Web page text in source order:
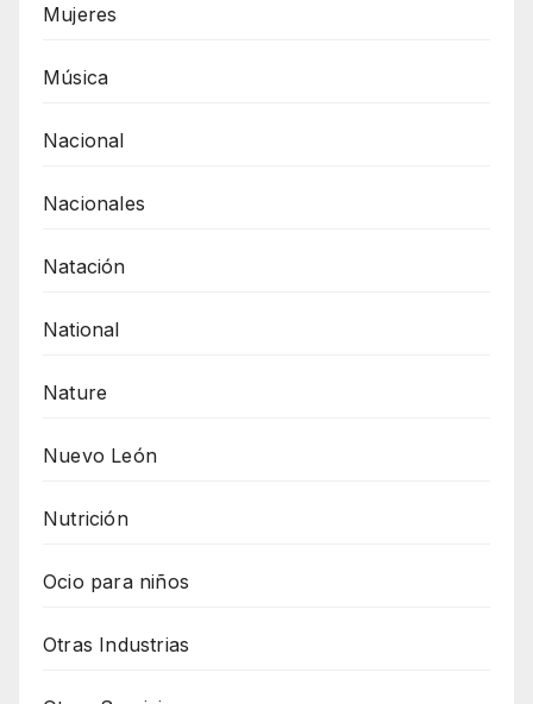
Mujeres
Música
Nacional
Nacionales
Natación
National
Nature
Nuevo León
Nutrición
Ocio para niños
Otras Industrias